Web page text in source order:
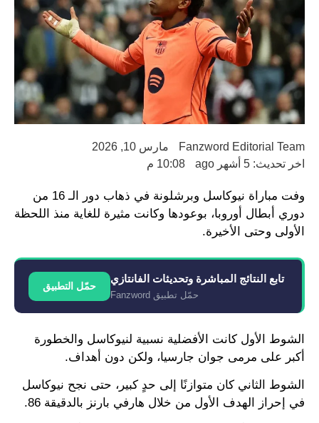
Fanzword Editorial Team
مارس 10, 2026
اخر تحديث: 5 أشهر ago
10:08 م
وفت مباراة نيوكاسل وبرشلونة في ذهاب دور الـ 16 من
دوري أبطال أوروبا، بوعودها وكانت مثيرة للغاية منذ اللحظة
الأولى وحتى الأخيرة.
تابع النتائج المباشرة وتحديثات الفانتازي
حمّل تطبيق Fanzword
حمّل التطبيق
الشوط الأول كانت الأفضلية نسبية لنيوكاسل والخطورة
أكبر على مرمى جوان جارسيا، ولكن دون أهداف.
الشوط الثاني كان متوازنًا إلى حدٍ كبير، حتى نجح نيوكاسل
في إحراز الهدف الأول من خلال هارفي بارنز بالدقيقة 86.